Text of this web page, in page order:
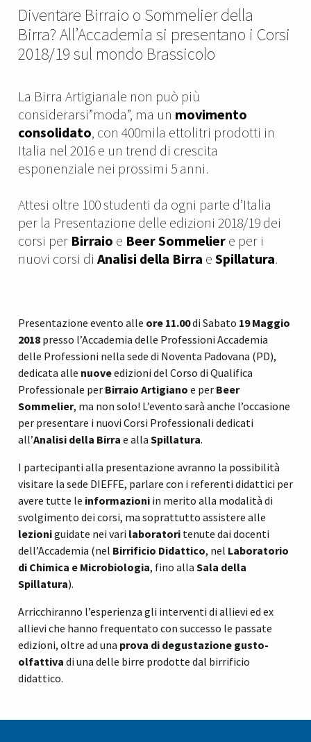
Diventare Birraio o Sommelier della
Birra? All’Accademia si presentano i Corsi
2018/19 sul mondo Brassicolo
La Birra Artigianale non può più
considerarsi”moda”, ma un movimento
consolidato, con 400mila ettolitri prodotti in
Italia nel 2016 e un trend di crescita
esponenziale nei prossimi 5 anni.
Attesi oltre 100 studenti da ogni parte d’Italia
per la Presentazione delle edizioni 2018/19 dei
corsi per Birraio e Beer Sommelier e per i
nuovi corsi di Analisi della Birra e Spillatura.
Presentazione evento alle ore 11.00di Sabato 19 Maggio
2018 presso l’Accademia delle Professioni Accademia
delle Professioni nella sede di Noventa Padovana (PD),
dedicata alle nuoveedizioni del Corso di Qualifica
Professionale per Birraio Artigiano e per Beer
Sommelier, ma non solo! L’evento sarà anche l’occasione
per presentare i nuovi Corsi Professionali dedicati
all’Analisi della Birra e alla Spillatura.
I partecipanti alla presentazione avranno la possibilità
visitare la sede DIEFFE, parlare con i referenti didattici per
avere tutte le informazioni in merito alla modalità di
svolgimento dei corsi, ma soprattutto assistere alle
lezioniguidate nei vari laboratori tenute dai docenti
dell’Accademia (nel Birrificio Didattico, nel Laboratorio
di Chimica e Microbiologia, fino alla Sala della
Spillatura).
Arricchiranno l’esperienza gli interventi di allievi ed ex
allievi che hanno frequentato con successo le passate
edizioni, oltre ad una prova di degustazione gusto-
olfattiva di una delle birre prodotte dal birrificio
didattico.